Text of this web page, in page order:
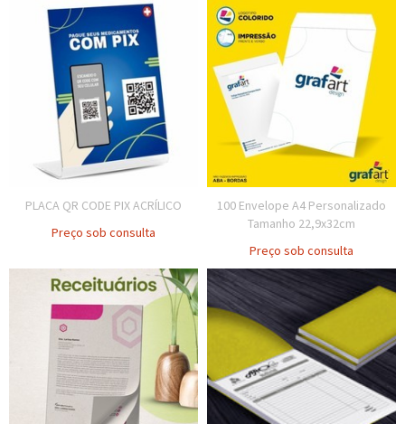
PLACA QR CODE PIX ACRÍLICO
Preço sob consulta
100 Envelope A4 Personalizado
Tamanho 22,9x32cm
Preço sob consulta